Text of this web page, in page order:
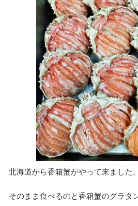
北海道から香箱蟹がやって来ました。
そのまま食べるのと香箱蟹のグラタ